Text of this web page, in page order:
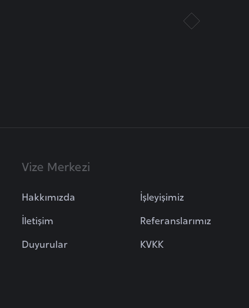
Vize Merkezi
Hakkımızda
İletişim
Duyurular
İşleyişimiz
Referanslarımız
KVKK